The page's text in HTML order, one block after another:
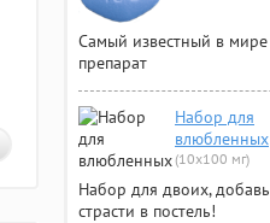
Самый известный в мире
препарат
Набор для
влюбленных
(10х100 мг)
Набор для двоих, добавь
страсти в постель!